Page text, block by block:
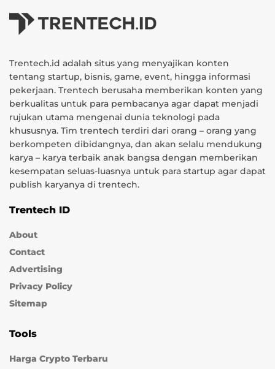
Trentech.id adalah situs yang menyajikan konten
tentang startup, bisnis, game, event, hingga informasi
pekerjaan. Trentech berusaha memberikan konten yang
berkualitas untuk para pembacanya agar dapat menjadi
rujukan utama mengenai dunia teknologi pada
khususnya. Tim trentech terdiri dari orang – orang yang
berkompeten dibidangnya, dan akan selalu mendukung
karya – karya terbaik anak bangsa dengan memberikan
kesempatan seluas-luasnya untuk para startup agar dapat
publish karyanya di trentech.
Trentech ID
About
Contact
Advertising
Privacy Policy
Sitemap
Tools
Harga Crypto Terbaru